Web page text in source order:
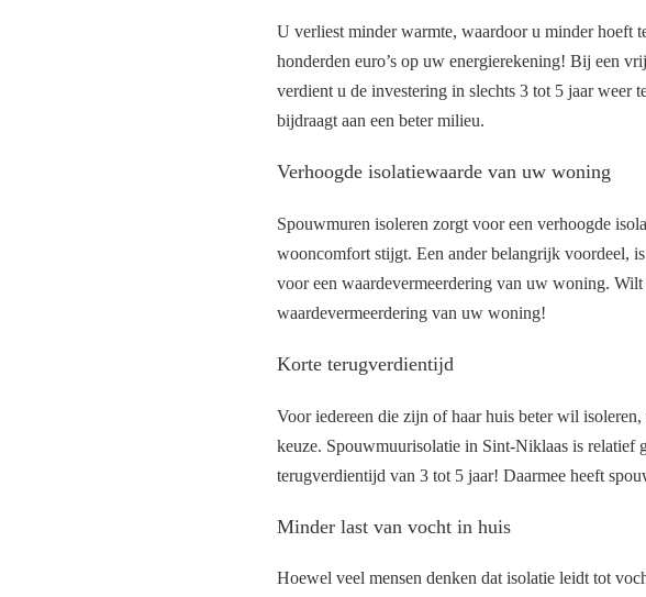
U verliest minder warmte, waardoor u minder hoeft
honderden euro’s op uw energierekening! Bij een
verdient u de investering in slechts 3 tot 5 jaar weer
bijdraagt aan een beter milieu.
Verhoogde isolatiewaarde van uw woning
Spouwmuren isoleren zorgt voor een verhoogde
wooncomfort stijgt. Een ander belangrijk voordeel,
voor een waardevermeerdering van uw woning.
waardevermeerdering van uw woning!
Korte terugverdientijd
Voor iedereen die zijn of haar huis beter wil
keuze. Spouwmuurisolatie in Sint-Niklaas is relatief
terugverdientijd van 3 tot 5 jaar! Daarmee heeft
Minder last van vocht in huis
Hoewel veel mensen denken dat isolatie leidt tot